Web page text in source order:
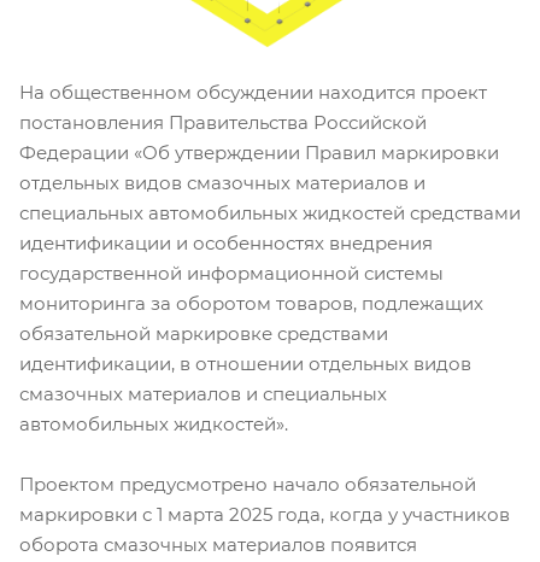
На общественном обсуждении находится проект
постановления Правительства Российской
Федерации «Об утверждении Правил маркировки
отдельных видов смазочных материалов и
специальных автомобильных жидкостей средствами
идентификации и особенностях внедрения
государственной информационной системы
мониторинга за оборотом товаров, подлежащих
обязательной маркировке средствами
идентификации, в отношении отдельных видов
смазочных материалов и специальных
автомобильных жидкостей».
Проектом предусмотрено начало обязательной
маркировки с 1 марта 2025 года, когда у участников
оборота смазочных материалов появится